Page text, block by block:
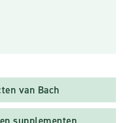
van Bach